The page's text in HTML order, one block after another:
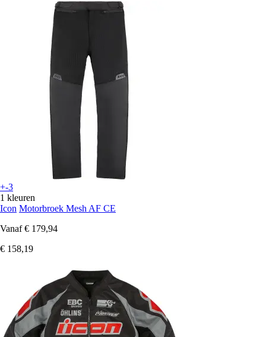
+-3
1 kleuren
Icon Motorbroek Mesh AF CE
Vanaf € 179,94
€ 158,19